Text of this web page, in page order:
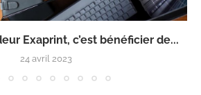
Exaprint, c’est bénéficier de...
24 avril 2023